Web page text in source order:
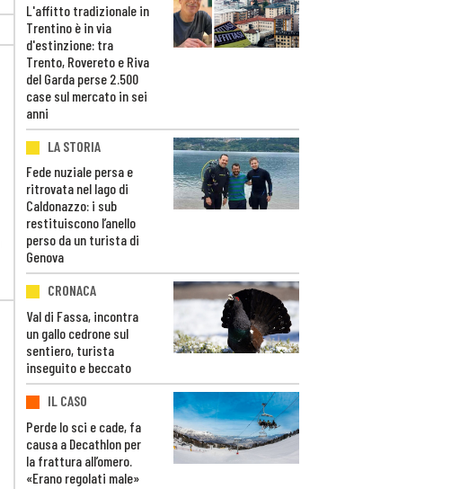
L'affitto tradizionale in
Trentino è in via
d'estinzione: tra
Trento, Rovereto e Riva
del Garda perse 2.500
case sul mercato in sei
anni
LA STORIA
Fede nuziale persa e
ritrovata nel lago di
Caldonazzo: i sub
restituiscono l’anello
perso da un turista di
Genova
CRONACA
Val di Fassa, incontra
un gallo cedrone sul
sentiero, turista
inseguito e beccato
IL CASO
Perde lo sci e cade, fa
causa a Decathlon per
la frattura all’omero.
«Erano regolati male»